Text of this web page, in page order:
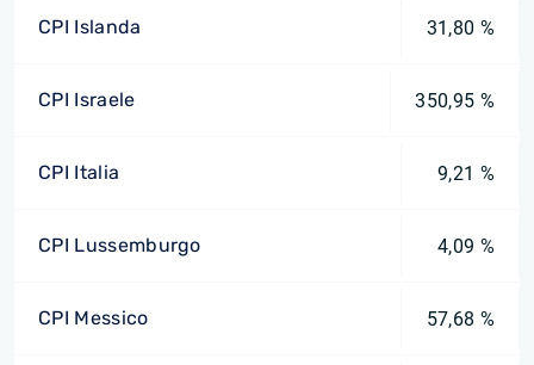
CPI Islanda 31,80 %
CPI Israele 350,95 %
CPI Italia 9,21 %
CPI Lussemburgo 4,09 %
CPI Messico 57,68 %